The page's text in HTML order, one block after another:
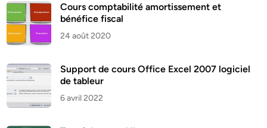
Cours comptabilité amortissement et
bénéfice fiscal
24 août 2020
Support de cours Office Excel 2007 logiciel
de tableur
6 avril 2022